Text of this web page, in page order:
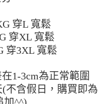
AFTEE先享後付」服務完成之交
，並將交易相關給付款項請求債
址：
或監護人之同意方可使用
起之損失，本公司不負相關責
別帳號之用戶狀況，依本公司即
穿L 寬鬆
穿XL 寬鬆
穿3XL 寬鬆
1-3cm為正常範圍
不含假日，購買即為